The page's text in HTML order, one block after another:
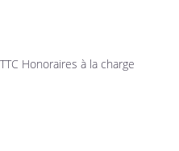
Honoraires à la charge